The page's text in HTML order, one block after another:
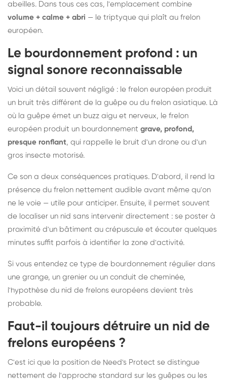
abeilles. Dans tous ces cas, l'emplacement combine
volume + calme + abri — le triptyque qui plaît au frelon
européen.
Le bourdonnement profond : un
signal sonore reconnaissable
Voici un détail souvent négligé : le frelon européen produit
un bruit très différent de la guêpe ou du frelon asiatique. Là
où la guêpe émet un buzz aigu et nerveux, le frelon
européen produit un bourdonnement grave, profond,
presque ronflant, qui rappelle le bruit d'un drone ou d'un
gros insecte motorisé.
Ce son a deux conséquences pratiques. D'abord, il rend la
présence du frelon nettement audible avant même qu'on
ne le voie — utile pour anticiper. Ensuite, il permet souvent
de localiser un nid sans intervenir directement : se poster à
proximité d'un bâtiment au crépuscule et écouter quelques
minutes suffit parfois à identifier la zone d'activité.
Si vous entendez ce type de bourdonnement régulier dans
une grange, un grenier ou un conduit de cheminée,
l'hypothèse du nid de frelons européens devient très
probable.
Faut-il toujours détruire un nid de
frelons européens ?
C'est ici que la position de Need's Protect se distingue
nettement de l'approche standard sur les guêpes ou les